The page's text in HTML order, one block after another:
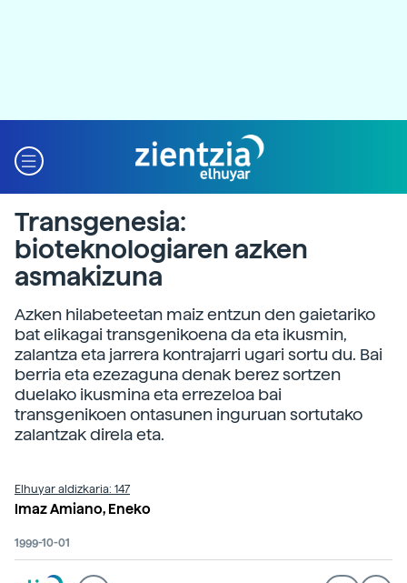
Transgenesia:
bioteknologiaren azken
asmakizuna
Azken hilabeteetan maiz entzun den gaietariko
bat elikagai transgenikoena da eta ikusmin,
zalantza eta jarrera kontrajarri ugari sortu du. Bai
berria eta ezezaguna denak berez sortzen
duelako ikusmina eta errezeloa bai
transgenikoen ontasunen inguruan sortutako
zalantzak direla eta.
Elhuyar aldizkaria: 147
Imaz Amiano, Eneko
1999-10-01